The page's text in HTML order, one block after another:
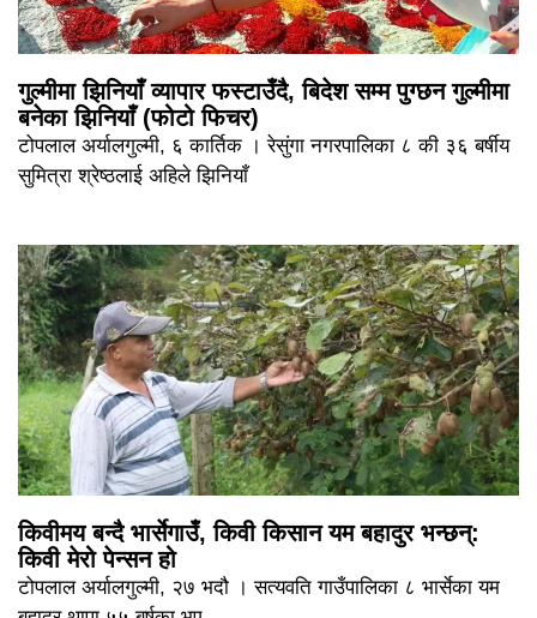
गुल्मीमा झिनियाँ व्यापार फस्टाउँदै, बिदेश सम्म पुग्छन गुल्मीमा
बनेका झिनियाँ (फोटो फिचर)
टोपलाल अर्यालगुल्मी, ६ कार्तिक । रेसुंगा नगरपालिका ८ की ३६ बर्षीय
सुमित्रा श्रेष्ठलाई अहिले झिनियाँ
किवीमय बन्दै भार्सेगाउँ, किवी किसान यम बहादुर भन्छन्:
किवी मेरो पेन्सन हो
टोपलाल अर्यालगुल्मी, २७ भदौ । सत्यवति गाउँपालिका ८ भार्सेका यम